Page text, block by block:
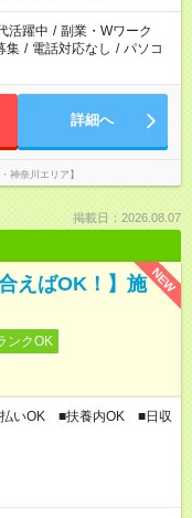
活躍中 / 副業・Wワーク
集 / 電話対応なし / パソコ
詳細へ
神奈川エリア】
掲載日：2026.08.07
NEW
えばOK！】施
ンクOK
いOK ■扶養内OK ■日収